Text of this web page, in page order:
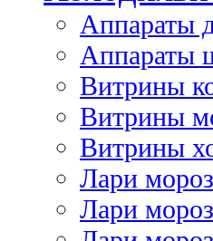
Аппараты
Аппараты
Витрины
Витрины
Витрины
Лари
Лари